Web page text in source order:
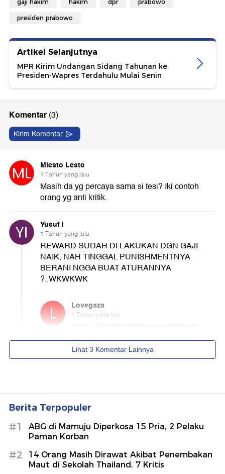
gaji hakim hakim dpr prabowo
presiden prabowo
Artikel Selanjutnya
MPR Kirim Undangan Sidang Tahunan ke
Presiden-Wapres Terdahulu Mulai Senin
Berita Terpopuler
#1
ABG di Mamuju Diperkosa 15 Pria, 2 Pelaku
Paman Korban
#2
14 Orang Masih Dirawat Akibat Penembakan
Maut di Sekolah Thailand, 7 Kritis